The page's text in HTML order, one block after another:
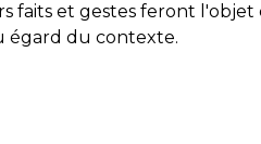
faits et gestes feront l'objet
égard du contexte.